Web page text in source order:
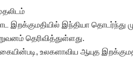
இறக்குமதியில் இந்தியா
தெரிவித்துள்ளது.
உலகளாவிய ஆயுத